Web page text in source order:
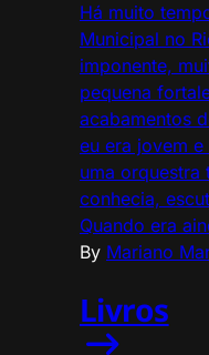
Há muito
Municipal no
imponente,
pequena
acabamentos
eu era jovem
uma orquestra
conhecia,
Quando era
By Mariano
Livros